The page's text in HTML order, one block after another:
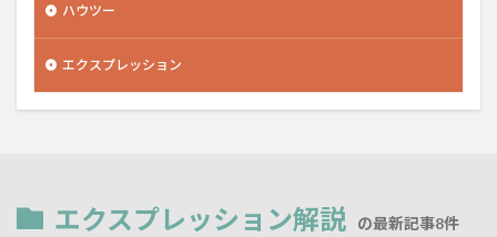
ハウツー
エクスプレッション
エクスプレッション解説 の最新記事8件